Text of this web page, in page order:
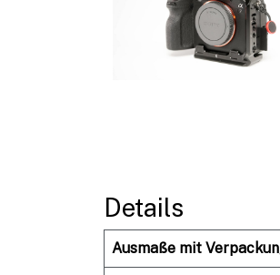
Details
Ausmaße mit